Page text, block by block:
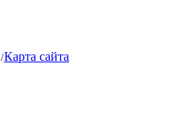
/Карта сайта